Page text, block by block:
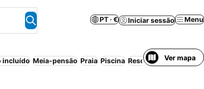
PT · € Iniciar sessão Menu
incluído Meia-pensão Praia Piscina Resort Aparthotel
Ver mapa